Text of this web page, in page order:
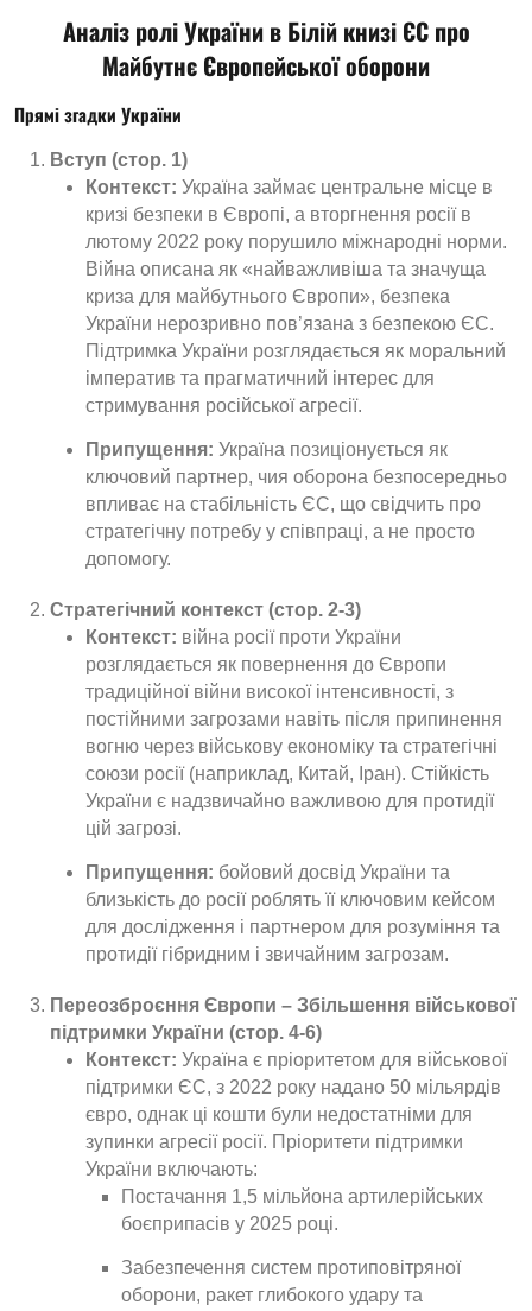
Аналіз ролі України в Білій книзі ЄС про
Майбутнє Європейської оборони
Прямі згадки України
Вступ (стор. 1)
Контекст: Україна займає центральне місце в
кризі безпеки в Європі, а вторгнення росії в
лютому 2022 року порушило міжнародні норми.
Війна описана як «найважливіша та значуща
криза для майбутнього Європи», безпека
України нерозривно пов’язана з безпекою ЄС.
Підтримка України розглядається як моральний
імператив та прагматичний інтерес для
стримування російської агресії.
Припущення: Україна позиціонується як
ключовий партнер, чия оборона безпосередньо
впливає на стабільність ЄС, що свідчить про
стратегічну потребу у співпраці, а не просто
допомогу.
Стратегічний контекст (стор. 2-3)
Контекст: війна росії проти України
розглядається як повернення до Європи
традиційної війни високої інтенсивності, з
постійними загрозами навіть після припинення
вогню через військову економіку та стратегічні
союзи росії (наприклад, Китай, Іран). Стійкість
України є надзвичайно важливою для протидії
цій загрозі.
Припущення: бойовий досвід України та
близькість до росії роблять її ключовим кейсом
для дослідження і партнером для розуміння та
протидії гібридним і звичайним загрозам.
Переозброєння Європи – Збільшення військової
підтримки України (стор. 4-6)
Контекст: Україна є пріоритетом для військової
підтримки ЄС, з 2022 року надано 50 мільярдів
євро, однак ці кошти були недостатніми для
зупинки агресії росії. Пріоритети підтримки
України включають:
Постачання 1,5 мільйона артилерійських
боєприпасів у 2025 році.
Забезпечення систем протиповітряної
оборони, ракет глибокого удару та